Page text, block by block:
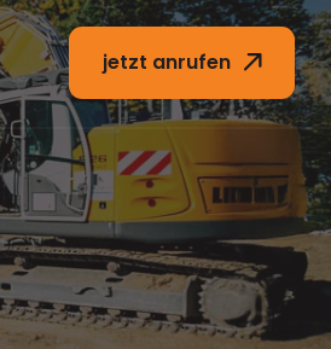
jetzt anrufen